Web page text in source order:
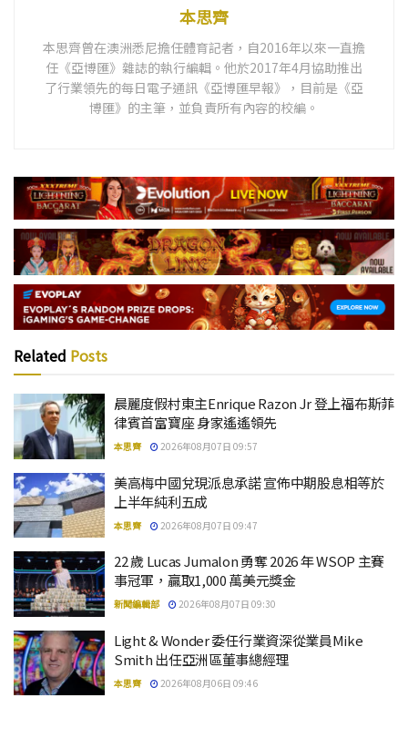
本思齊
本思齊曾在澳洲悉尼擔任體育記者，自2016年以來一直擔
任《亞博匯》雜誌的執行編輯。他於2017年4月協助推出
了行業領先的每日電子通訊《亞博匯早報》，目前是《亞
博匯》的主筆，並負責所有內容的校編。
Related Posts
晨麗度假村東主Enrique Razon Jr 登上福布斯菲
律賓首富寶座 身家遙遙領先
本思齊 2026年08月07日 09:57
美高梅中國兌現派息承諾 宣佈中期股息相等於
上半年純利五成
本思齊 2026年08月07日 09:47
22 歲 Lucas Jumalon 勇奪 2026 年 WSOP 主賽
事冠軍，贏取1,000 萬美元獎金
新聞編輯部 2026年08月07日 09:30
Light & Wonder 委任行業資深從業員Mike
Smith 出任亞洲區董事總經理
本思齊 2026年08月06日 09:46